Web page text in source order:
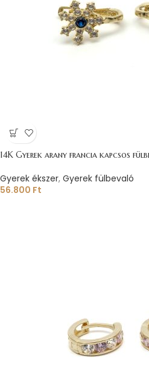
14K Gyerek arany francia kapcsos
Gyerek ékszer, Gyerek fülbevaló
56.800 Ft